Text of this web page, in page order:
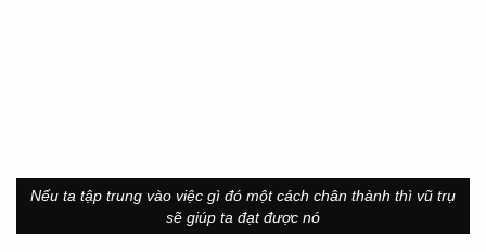
Nếu ta tập trung vào việc gì đó một cách chân thành thì vũ trụ
sẽ giúp ta đạt được nó